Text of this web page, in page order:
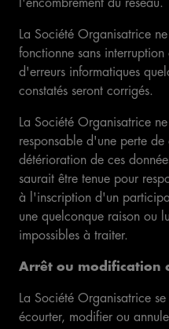
l'encombrement du réseau.
La Société Organisatrice
fonctionne sans
d'erreurs informatiques
constatés seront corrigés.
La Société Organisatrice
responsable d'une perte
détérioration de ces
saurait être tenue pour
à l'inscription d'un
une quelconque raison ou
impossibles à traiter.
Arrêt ou modification
La Société Organisatrice
écourter, modifier ou